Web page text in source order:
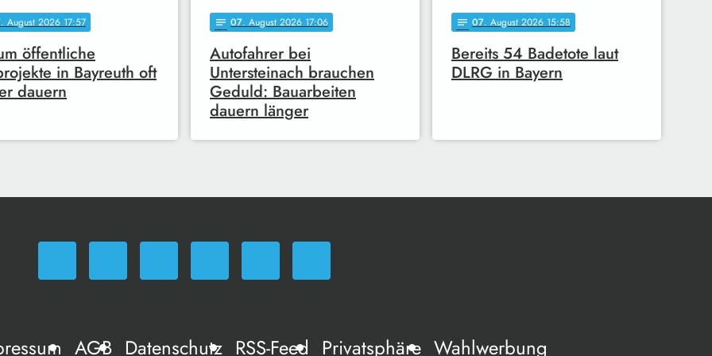
. August 2026 17:57
öffentliche
in Bayreuth oft
dauern
notes 07. August 2026 17:06
Autofahrer bei
Untersteinach brauchen
Geduld: Bauarbeiten
dauern länger
notes 07. August 2026 15:58
Bereits 54 Badetote laut
DLRG in Bayern
AGB Datenschutz RSS-Feed Privatsphäre Wahlwerbung